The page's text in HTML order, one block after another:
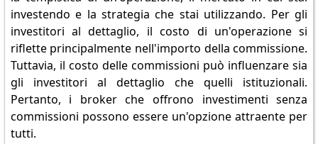
investendo e la strategia che stai utilizzando. Per gli
investitori al dettaglio, il costo di un'operazione si
riflette principalmente nell'importo della commissione.
Tuttavia, il costo delle commissioni può influenzare sia
gli investitori al dettaglio che quelli istituzionali.
Pertanto, i broker che offrono investimenti senza
commissioni possono essere un'opzione attraente per
tutti.